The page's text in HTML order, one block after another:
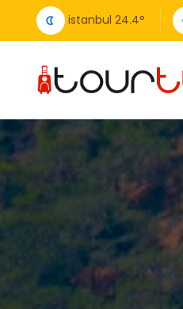
istanbul 24.4°